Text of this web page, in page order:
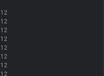
12
12
12
12
12
12
12
12